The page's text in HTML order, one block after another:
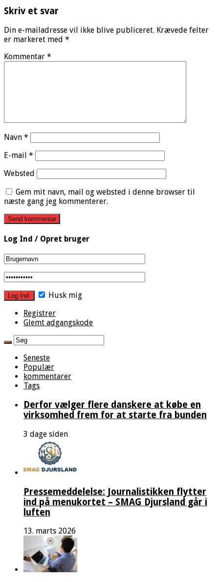
Skriv et svar
Din e-mailadresse vil ikke blive publiceret. Krævede felter
er markeret med *
Kommentar *
Navn *
E-mail *
Websted
Gem mit navn, mail og websted i denne browser til
næste gang jeg kommenterer.
Log Ind / Opret bruger
Husk mig
Registrer
Glemt adgangskode
Seneste
Populær
kommentarer
Tags
Derfor vælger flere danskere at købe en
virksomhed frem for at starte fra bunden
3 dage siden
Pressemeddelelse: Journalistikken flytter
ind på menukortet – SMAG Djursland går i
luften
13. marts 2026